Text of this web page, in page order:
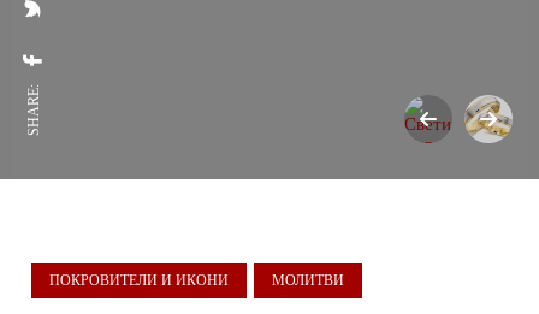
SHARE:
ПОКРОВИТЕЛИ И ИКОНИ МОЛИТВИ